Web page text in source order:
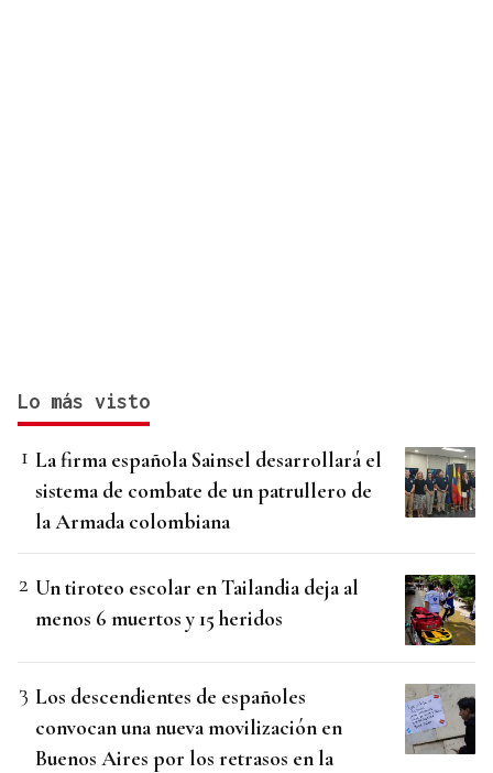
Lo más visto
La firma española Sainsel desarrollará el
sistema de combate de un patrullero de
la Armada colombiana
Un tiroteo escolar en Tailandia deja al
menos 6 muertos y 15 heridos
Los descendientes de españoles
convocan una nueva movilización en
Buenos Aires por los retrasos en la